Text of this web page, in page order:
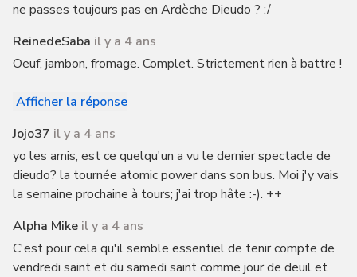
ne passes toujours pas en Ardèche Dieudo ? :/
ReinedeSaba il y a 4 ans
Oeuf, jambon, fromage. Complet. Strictement rien à battre !
Afficher la réponse
Jojo37 il y a 4 ans
yo les amis, est ce quelqu'un a vu le dernier spectacle de
dieudo? la tournée atomic power dans son bus. Moi j'y vais
la semaine prochaine à tours; j'ai trop hâte :-). ++
Alpha Mike il y a 4 ans
C'est pour cela qu'il semble essentiel de tenir compte de
vendredi saint et du samedi saint comme jour de deuil et